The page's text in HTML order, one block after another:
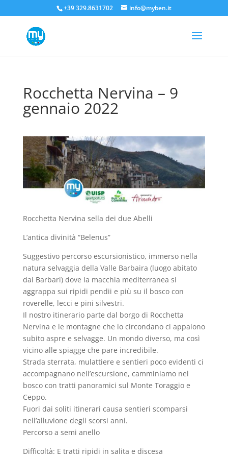
+39 329.8631702 info@myben.it
Rocchetta Nervina – 9
gennaio 2022
Rocchetta Nervina sella dei due Abelli
L’antica divinità “Belenus”
Suggestivo percorso escursionistico, immerso nella
natura selvaggia della Valle Barbaira (luogo abitato
dai Barbari) dove la macchia mediterranea si
aggrappa sui ripidi pendii e più su il bosco con
roverelle, lecci e pini silvestri.
Il nostro itinerario parte dal borgo di Rocchetta
Nervina e le montagne che lo circondano ci appaiono
subito aspre e selvagge. Un mondo diverso, ma così
vicino alle spiagge che pare incredibile.
Strada sterrata, mulattiere e sentieri poco evidenti ci
accompagnano nell’escursione, camminiamo nel
bosco con tratti panoramici sul Monte Toraggio e
Ceppo.
Fuori dai soliti itinerari causa sentieri scomparsi
nell’alluvione degli scorsi anni.
Percorso a semi anello
Difficoltà: E tratti ripidi in salita e discesa